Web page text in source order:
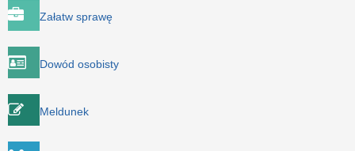
Załatw sprawę
Dowód osobisty
Meldunek